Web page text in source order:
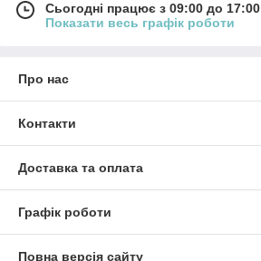
Сьогодні працює з 09:00 до 17:00
Показати весь графік роботи
Про нас
Контакти
Доставка та оплата
Графік роботи
Повна версія сайту